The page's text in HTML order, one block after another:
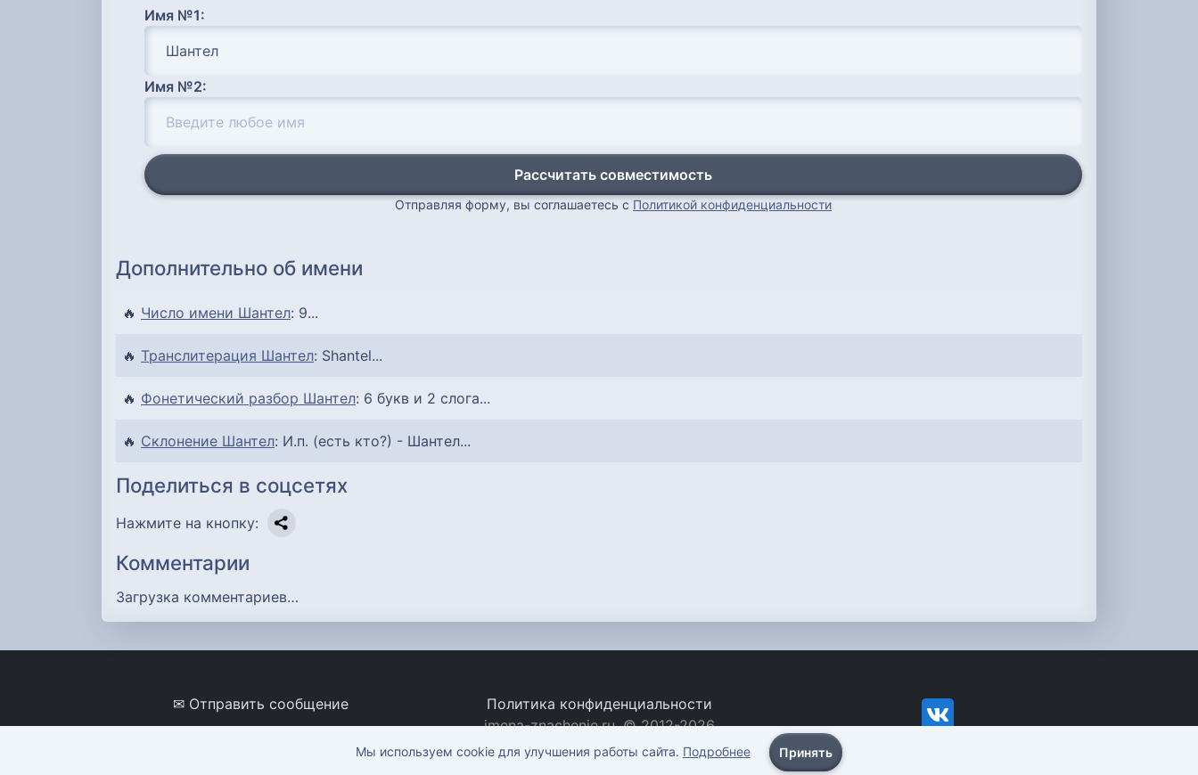
Имя №1:
Имя №2:
Рассчитать совместимость
Отправляя форму, вы соглашаетесь с Политикой конфиденциальности
Дополнительно об имени
🔥 Число имени Шантел: 9...
🔥 Транслитерация Шантел: Shantel...
🔥 Фонетический разбор Шантел: 6 букв и 2 слога...
🔥 Склонение Шантел: И.п. (есть кто?) - Шантел...
Поделиться в соцсетях
Нажмите на кнопку:
Комментарии
Загрузка комментариев…
✉ Отправить сообщение
Политика конфиденциальности
imena-znachenie.ru, © 2012-2026
Мы используем cookie для улучшения работы сайта. Подробнее Принять